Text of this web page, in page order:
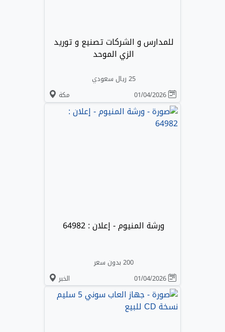
للمدارس و الشركات تصنيع و توريد
الزي الموحد
25 ريال سعودي
مكة
ورشة المنيوم - إعلان : 64982
200 بدون سعر
الخبر